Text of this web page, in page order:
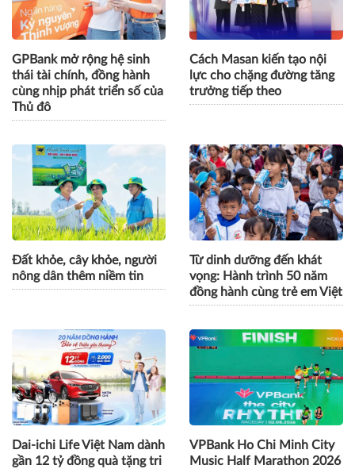
GPBank mở rộng hệ sinh
thái tài chính, đồng hành
cùng nhịp phát triển số của
Thủ đô
Cách Masan kiến tạo nội
lực cho chặng đường tăng
trưởng tiếp theo
Đất khỏe, cây khỏe, người
nông dân thêm niềm tin
Từ dinh dưỡng đến khát
vọng: Hành trình 50 năm
đồng hành cùng trẻ em Việt
Dai-ichi Life Việt Nam dành
gần 12 tỷ đồng quà tặng tri
VPBank Ho Chi Minh City
Music Half Marathon 2026